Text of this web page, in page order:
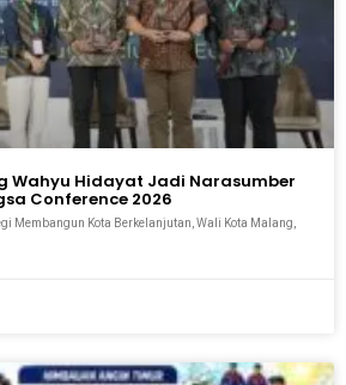
Wahyu Hidayat Jadi Narasumber
Conference 2026
Membangun Kota Berkelanjutan, Wali Kota Malang,